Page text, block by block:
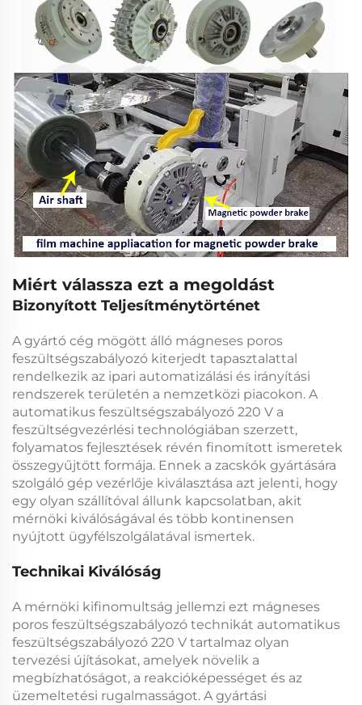
Miért válassza ezt a megoldást
Bizonyított Teljesítménytörténet
A gyártó cég mögött álló mágneses poros
feszültségszabályozó kiterjedt tapasztalattal
rendelkezik az ipari automatizálási és irányítási
rendszerek területén a nemzetközi piacokon. A
automatikus feszültségszabályozó 220 V a
feszültségvezérlési technológiában szerzett,
folyamatos fejlesztések révén finomított ismeretek
összegyűjtött formája. Ennek a zacskók gyártására
szolgáló gép vezérlője kiválasztása azt jelenti, hogy
egy olyan szállítóval állunk kapcsolatban, akit
mérnöki kiválóságával és több kontinensen
nyújtott ügyfélszolgálatával ismertek.
Technikai Kiválóság
A mérnöki kifinomultság jellemzi ezt mágneses
poros feszültségszabályozó technikát automatikus
feszültségszabályozó 220 V tartalmaz olyan
tervezési újításokat, amelyek növelik a
megbízhatóságot, a reakcióképességet és az
üzemeltetési rugalmasságot. A gyártási